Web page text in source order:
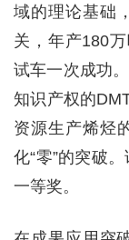
域的理论基础
关，年产180
试车一次成功
知识产权的
资源生产烯烃
化“零”的突破
一等奖。